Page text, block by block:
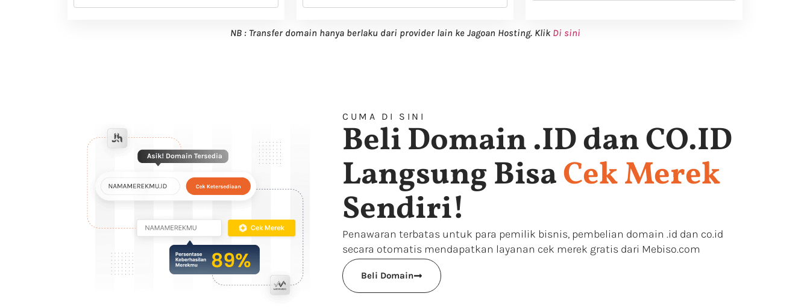
NB : Transfer domain hanya berlaku dari provider lain ke Jagoan Hosting. Klik Di sini
CUMA DI SINI
Beli Domain .ID dan CO.ID
Langsung BisaCek Merek
Sendiri!
Penawaran terbatas untuk para pemilik bisnis, pembelian domain .id dan co.id
secara otomatis mendapatkan layanan cek merek gratis dari Mebiso.com
Beli Domain